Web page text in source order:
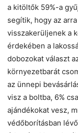
a kitöltők 59%-a
segítik, hogy az
visszakerüljenek a
érdekében a
dobozokat választ
környezetbarát
az ünnepi
visz a boltba, 6%
ajándékokat vesz,
védőborításban